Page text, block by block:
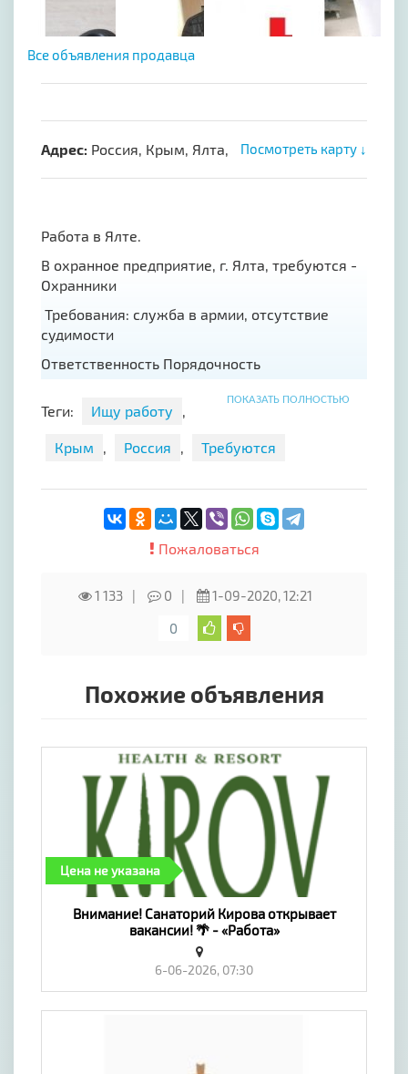
Все объявления продавца
Адрес: Россия, Крым, Ялта, Посмотреть карту ↓
Работа в Ялте.
В охранное предприятие, г. Ялта, требуются -
Охранники
Требования: служба в армии, отсутствие
судимости
Ответственность Порядочность
Предоставим жилье иногороднимПОКАЗАТЬ ПОЛНОСТЬЮ
Теги: Ищу работу ,
Крым , Россия , Требуются
Пожаловаться
1 133 0
1-09-2020, 12:21
0
Похожие объявления
Цена не указана
Внимание! Санаторий Кирова открывает
вакансии! 🌴 - «Работа»
6-06-2026, 07:30